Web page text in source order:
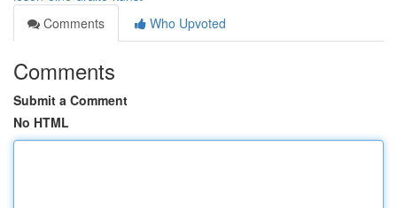
Comments
Who Upvoted
Comments
Submit a Comment
No HTML